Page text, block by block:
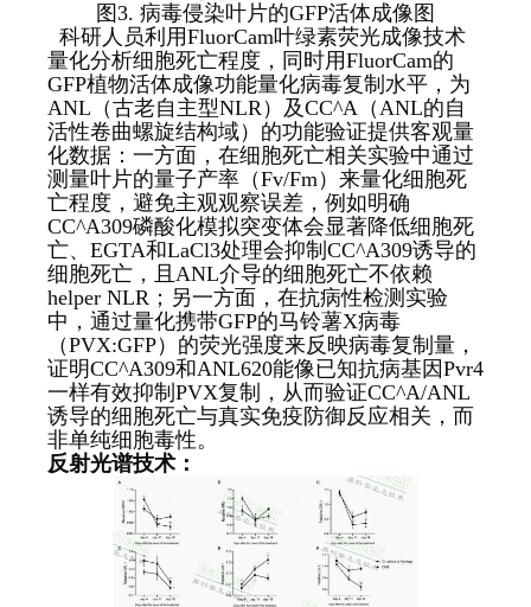
图3. 病毒侵染叶片的GFP活体成像图
科研人员利用FluorCam叶绿素荧光成像技术
量化分析细胞死亡程度，同时用FluorCam的
GFP植物活体成像功能量化病毒复制水平，为
ANL（古老自主型NLR）及CC^A（ANL的自
活性卷曲螺旋结构域）的功能验证提供客观量
化数据：一方面，在细胞死亡相关实验中通过
测量叶片的量子产率（Fv/Fm）来量化细胞死
亡程度，避免主观观察误差，例如明确
CC^A309磷酸化模拟突变体会显著降低细胞死
亡、EGTA和LaCl3处理会抑制CC^A309诱导的
细胞死亡，且ANL介导的细胞死亡不依赖
helper NLR；另一方面，在抗病性检测实验
中，通过量化携带GFP的马铃薯X病毒
（PVX:GFP）的荧光强度来反映病毒复制量，
证明CC^A309和ANL620能像已知抗病基因Pvr4
一样有效抑制PVX复制，从而验证CC^A/ANL
诱导的细胞死亡与真实免疫防御反应相关，而
非单纯细胞毒性。
反射光谱技术：